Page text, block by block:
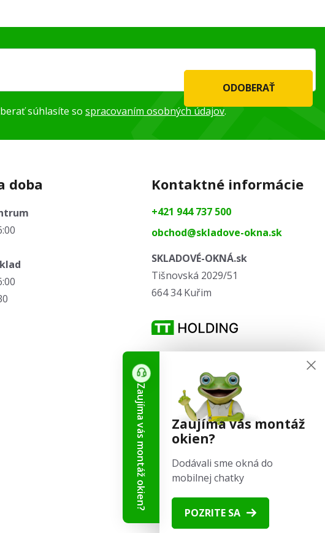
ODOBERAŤ
súhlasíte so spracovaním osobných údajov.
doba Kontaktné informácie
+421 944 737 500
obchod@skladove-okna.sk
SKLADOVÉ-OKNÁ.sk
Tišnovská 2029/51
664 34 Kuřim
Sledujte nás
Zaujíma vás montáž
okien?
Dodávali sme okná do
mobilnej chatky
POZRITE SA
Zaujíma vás montáž okien?